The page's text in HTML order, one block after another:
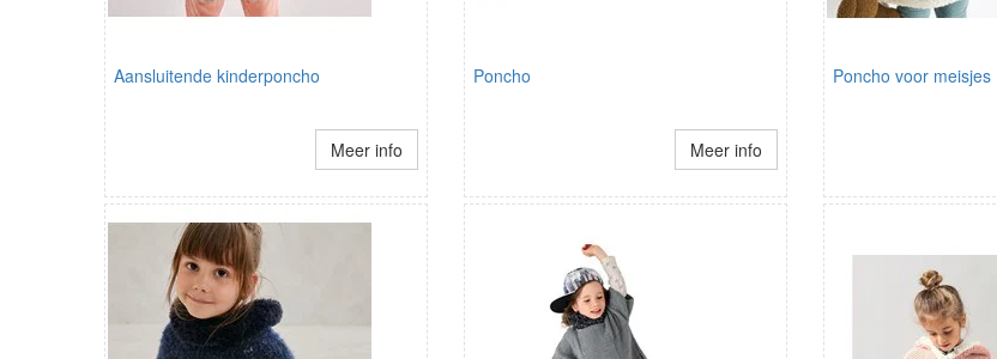
Aansluitende kinderponcho
Meer info
Poncho
Meer info
Poncho voor meisjes